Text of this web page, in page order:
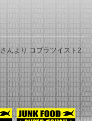
んより コブラツイスト2